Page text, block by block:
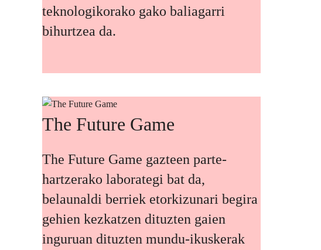
teknologikorako gako baliagarri
bihurtzea da.
The Future Game
The Future Game gazteen parte-
hartzerako laborategi bat da,
belaunaldi berriek etorkizunari begira
gehien kezkatzen dituzten gaien
inguruan dituzten mundu-ikuskerak